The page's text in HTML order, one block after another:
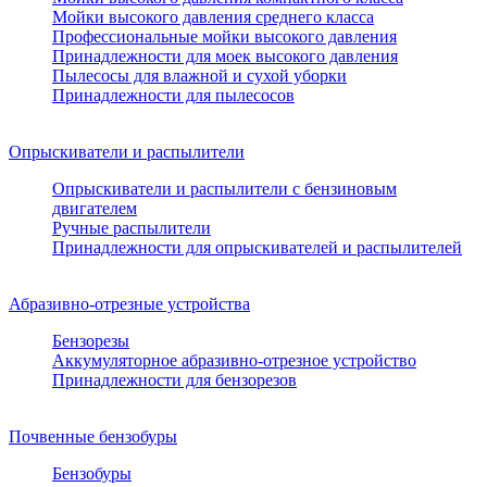
Мойки высокого давления среднего класса
Профессиональные мойки высокого давления
Принадлежности для моек высокого давления
Пылесосы для влажной и сухой уборки
Принадлежности для пылесосов
Опрыскиватели и распылители
Опрыскиватели и распылители с бензиновым
двигателем
Ручные распылители
Принадлежности для опрыскивателей и распылителей
Абразивно-отрезные устройства
Бензорезы
Аккумуляторное абразивно-отрезное устройство
Принадлежности для бензорезов
Почвенные бензобуры
Бензобуры